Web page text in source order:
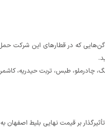
که در قطارهای این شرکت
چادرملو، طبس، تربت حیدریه،
بر قیمت نهایی بلیط اصفهان